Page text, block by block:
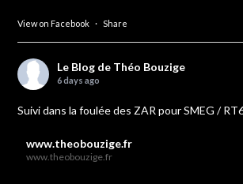
View on Facebook · Share
Le Blog de Théo Bouzige
6 days ago
Suivi dans la foulée des ZAR pour SMEG /
www.theobouzige.fr
www.theobouzige.fr